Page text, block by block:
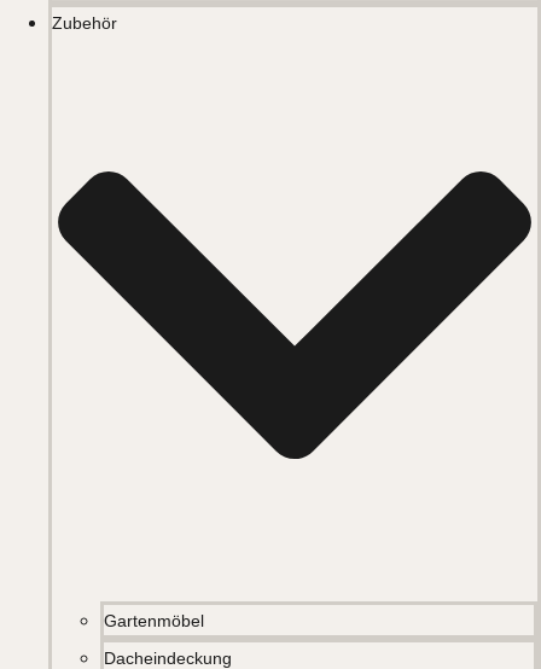
Zubehör
Gartenmöbel
Dacheindeckung